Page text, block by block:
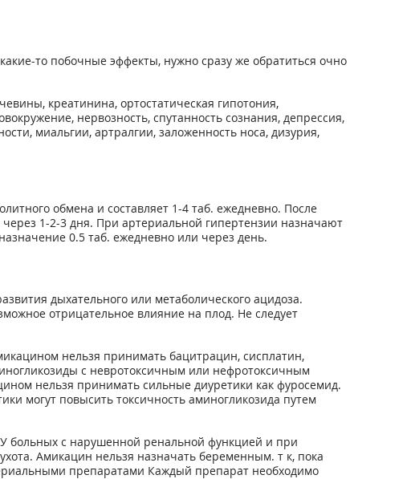
то побочные эффекты, нужно сразу же обратиться очно
креатинина, ортостатическая гипотония,
нервозность, спутанность сознания, депрессия,
миальгии, артралгии, заложенность носа, дизурия,
обмена и составляет 1-4 таб. ежедневно. После
1-2-3 дня. При артериальной гипертензии назначают
0.5 таб. ежедневно или через день.
дыхательного или метаболического ацидоза.
отрицательное влияние на плод. Не следует
нельзя принимать бацитрацин, сисплатин,
с невротоксичным или нефротоксичным
нельзя принимать сильные диуретики как фуросемид.
могут повысить токсичность аминогликозида путем
больных с нарушенной ренальной функцией и при
Амикацин нельзя назначать беременным. т к, пока
препаратами Каждый препарат необходимо